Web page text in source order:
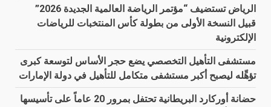
الرياض تستضيف “مؤتمر الرياضة العالمية الجديدة 2026”
قبيل النسخة الأولى من بطولة كأس المنتخبات للرياضات
الإلكترونية
مستشفى التأهيل التخصصي يضع حجر الأساس لتوسعة كبرى
تؤهِّله ليصبح أكبر مستشفى متكامل للتأهيل في دولة الإمارات
حضانة أوركارد البريطانية تحتفل بمرور 20 عاماً على تأسيسها